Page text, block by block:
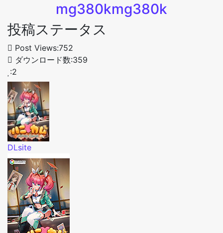
mg380kmg380k
投稿ステータス
Post Views:752
ダウンロード数:359
:2
DLsite